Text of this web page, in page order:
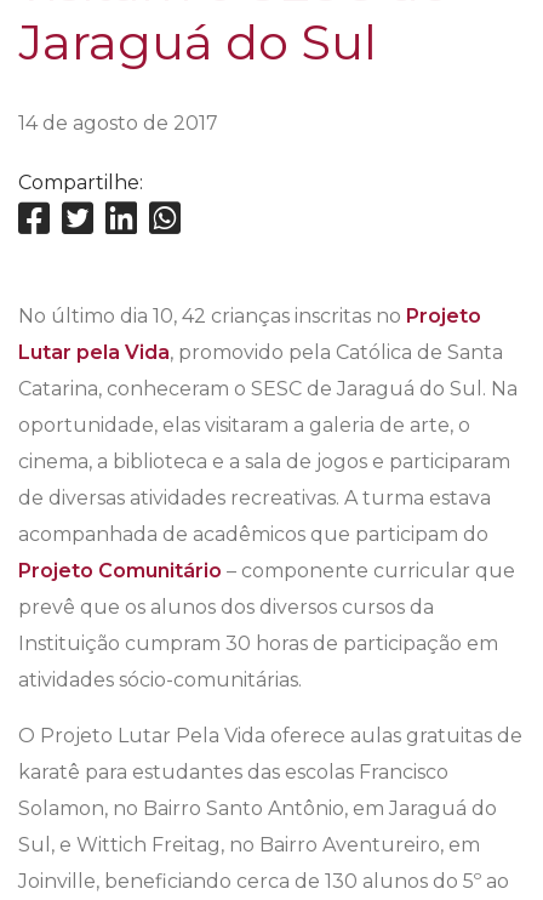
Jaraguá do Sul
14 de agosto de 2017
Compartilhe:
No último dia 10, 42 crianças inscritas no Projeto
Lutar pela Vida, promovido pela Católica de Santa
Catarina, conheceram o SESC de Jaraguá do Sul. Na
oportunidade, elas visitaram a galeria de arte, o
cinema, a biblioteca e a sala de jogos e participaram
de diversas atividades recreativas. A turma estava
acompanhada de acadêmicos que participam do
Projeto Comunitário – componente curricular que
prevê que os alunos dos diversos cursos da
Instituição cumpram 30 horas de participação em
atividades sócio-comunitárias.
O Projeto Lutar Pela Vida oferece aulas gratuitas de
karatê para estudantes das escolas Francisco
Solamon, no Bairro Santo Antônio, em Jaraguá do
Sul, e Wittich Freitag, no Bairro Aventureiro, em
Joinville, beneficiando cerca de 130 alunos do 5º ao